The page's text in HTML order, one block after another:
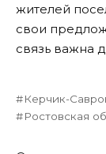
жителей
свои
связь важна
Керчик-
Ростовская